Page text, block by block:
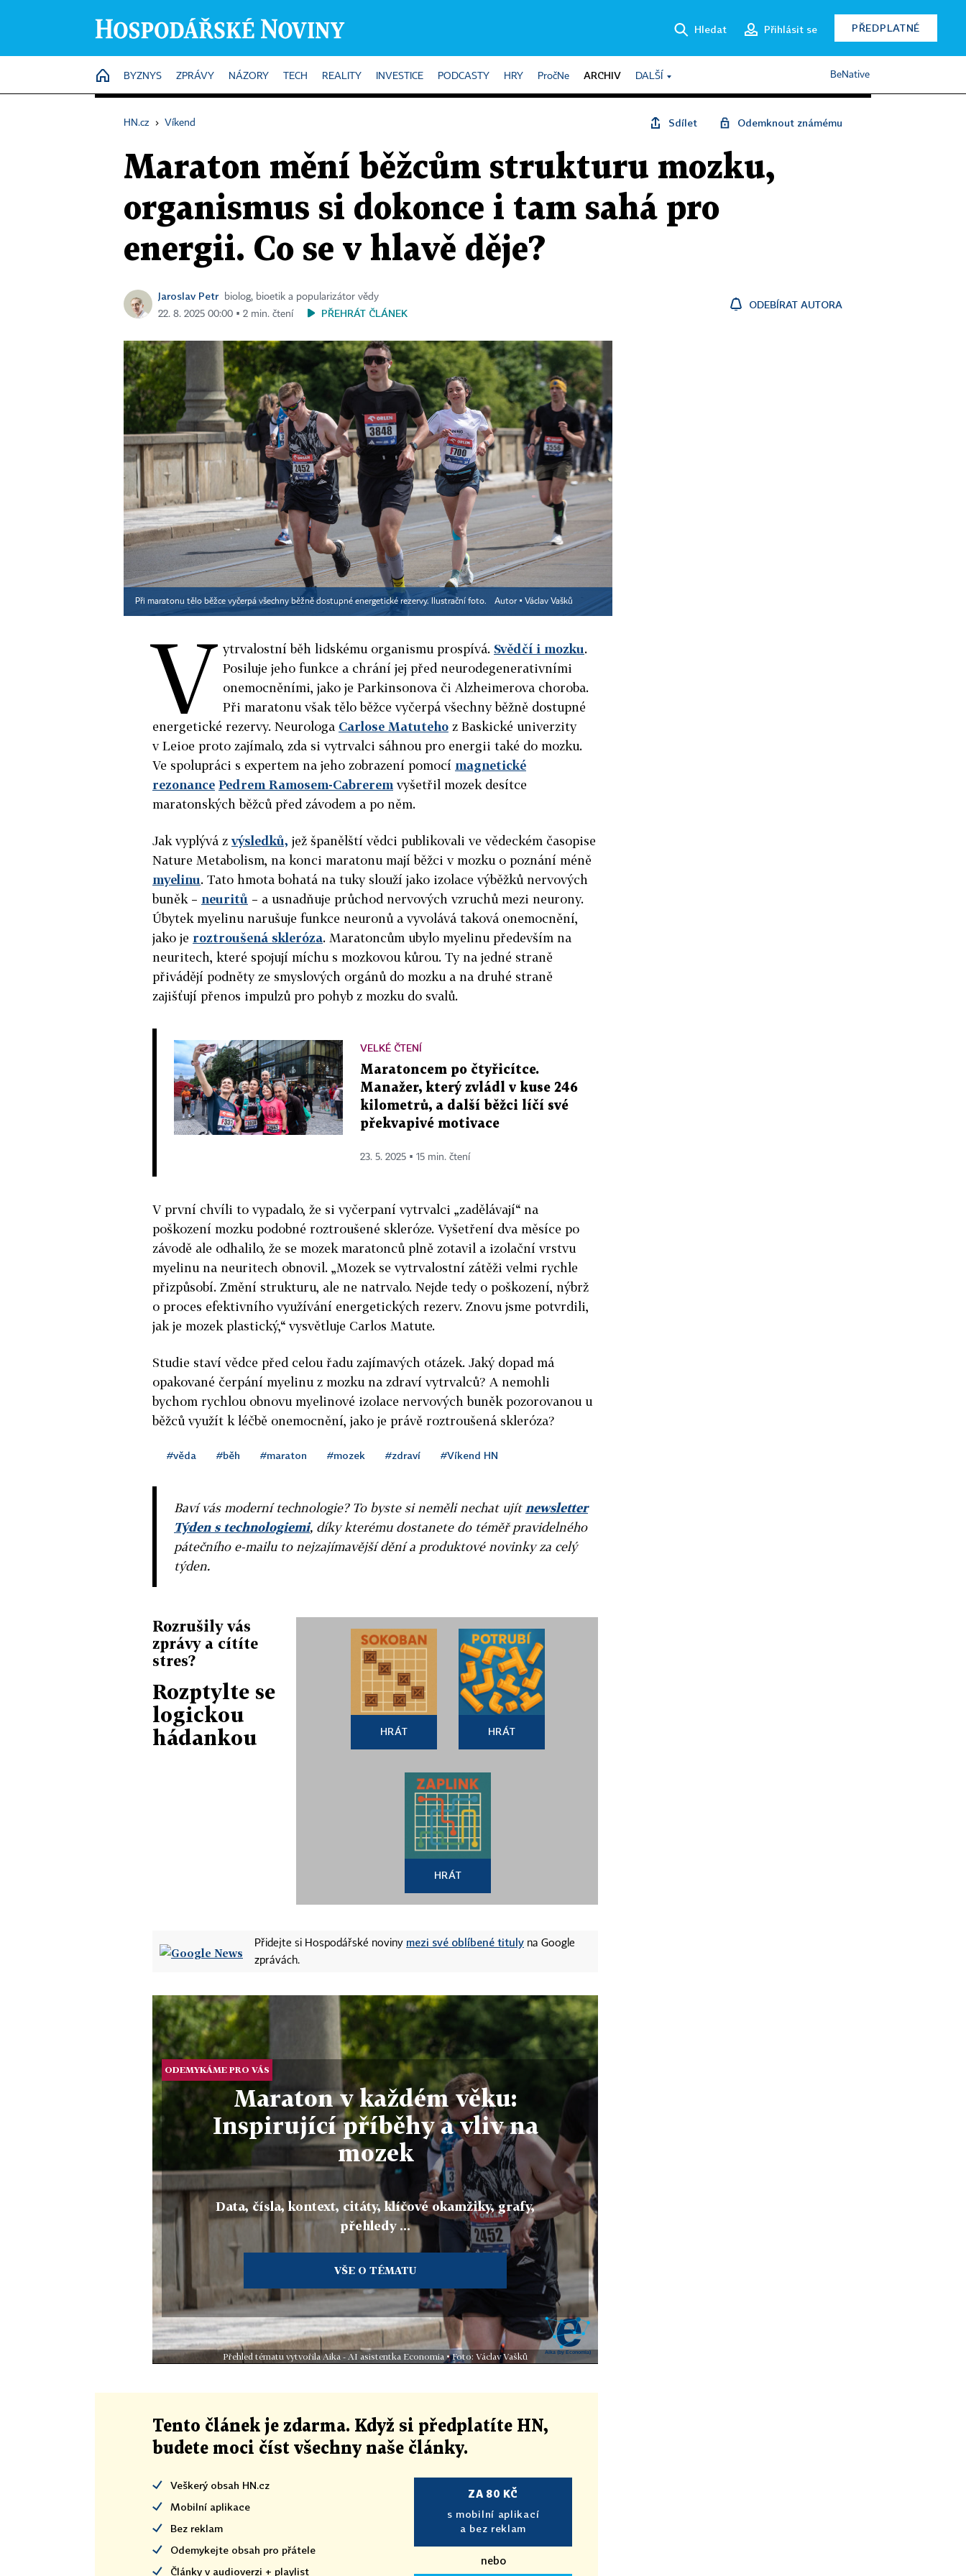
Hledat Přihlásit se PŘEDPLATNÉ
HOME
BYZNYS ZPRÁVY NÁZORY TECH REALITY INVESTICE PODCASTY HRY PročNe ARCHIV DALŠÍ BeNative
HN.cz › Víkend Sdílet Odemknout známému
Maraton mění běžcům strukturu mozku,
organismus si dokonce i tam sahá pro
energii. Co se v hlavě děje?
Jaroslav Petr
biolog, bioetik a popularizátor vědy
22. 8. 2025 00:00 ▪ 2 min. čtení
PŘEHRÁT ČLÁNEK
ODEBÍRAT AUTORA
Při maratonu tělo běžce vyčerpá všechny běžně dostupné energetické rezervy. Ilustrační foto. Autor ▪ Václav Vašků
V ytrvalostní běh lidskému organismu prospívá. Svědčí i mozku.
Posiluje jeho funkce a chrání jej před neurodegenerativními
onemocněními, jako je Parkinsonova či Alzheimerova choroba.
Při maratonu však tělo běžce vyčerpá všechny běžně dostupné
energetické rezervy. Neurologa Carlose Matuteho z Baskické univerzity
v Leioe proto zajímalo, zda si vytrvalci sáhnou pro energii také do mozku.
Ve spolupráci s expertem na jeho zobrazení pomocí magnetické
rezonance Pedrem Ramosem-Cabrerem vyšetřil mozek desítce
maratonských běžců před závodem a po něm.
Jak vyplývá zvýsledků, jež španělští vědci publikovali ve vědeckém časopise
Nature Metabolism, na konci maratonu mají běžci v mozku o poznání méně
myelinu. Tato hmota bohatá na tuky slouží jako izolace výběžků nervových
buněk – neuritů – a usnadňuje průchod nervových vzruchů mezi neurony.
Úbytek myelinu narušuje funkce neuronů a vyvolává taková onemocnění,
jako je roztroušená skleróza. Maratoncům ubylo myelinu především na
neuritech, které spojují míchu s mozkovou kůrou. Ty na jedné straně
přivádějí podněty ze smyslových orgánů do mozku a na druhé straně
zajišťují přenos impulzů pro pohyb z mozku do svalů.
VELKÉ ČTENÍ
Maratoncem po čtyřicítce.
Manažer, který zvládl v kuse 246
kilometrů, a další běžci líčí své
překvapivé motivace
23. 5. 2025 ▪ 15 min. čtení
V první chvíli to vypadalo, že si vyčerpaní vytrvalci „zadělávají“ na
poškození mozku podobné roztroušené skleróze. Vyšetření dva měsíce po
závodě ale odhalilo, že se mozek maratonců plně zotavil a izolační vrstvu
myelinu na neuritech obnovil. „Mozek se vytrvalostní zátěži velmi rychle
přizpůsobí. Změní strukturu, ale ne natrvalo. Nejde tedy o poškození, nýbrž
o proces efektivního využívání energetických rezerv. Znovu jsme potvrdili,
jak je mozek plastický,“ vysvětluje Carlos Matute.
Studie staví vědce před celou řadu zajímavých otázek. Jaký dopad má
opakované čerpání myelinu z mozku na zdraví vytrvalců? A nemohli
bychom rychlou obnovu myelinové izolace nervových buněk pozorovanou u
běžců využít k léčbě onemocnění, jako je právě roztroušená skleróza?
#věda #běh #maraton #mozek #zdraví #Víkend HN
Baví vás moderní technologie? To byste si neměli nechat ujít newsletter
Týden s technologiemi, díky kterému dostanete do téměř pravidelného
pátečního e-mailu to nejzajímavější dění a produktové novinky za celý
týden.
Rozrušily vás
zprávy a cítíte
stres?
Rozptylte se
logickou
hádankou
HRÁT HRÁT
HRÁT
Přidejte si Hospodářské noviny mezi své oblíbené tituly na Google
zprávách.
ODEMYKÁME PRO VÁS
Maraton v každém věku:
Inspirující příběhy a vliv na
mozek
Data, čísla, kontext, citáty, klíčové okamžiky, grafy,
přehledy ...
VŠE O TÉMATU
Přehled tématu vytvořila Aika - AI asistentka Economia • Foto: Václav Vašků
Tento článek je zdarma. Když si předplatíte HN,
budete moci číst všechny naše články.
Veškerý obsah HN.cz
Mobilní aplikace
Bez reklam
Odemykejte obsah pro přátele
Články v audioverzi + playlist
ZA 80 KČ
s mobilní aplikací
a bez reklam
nebo